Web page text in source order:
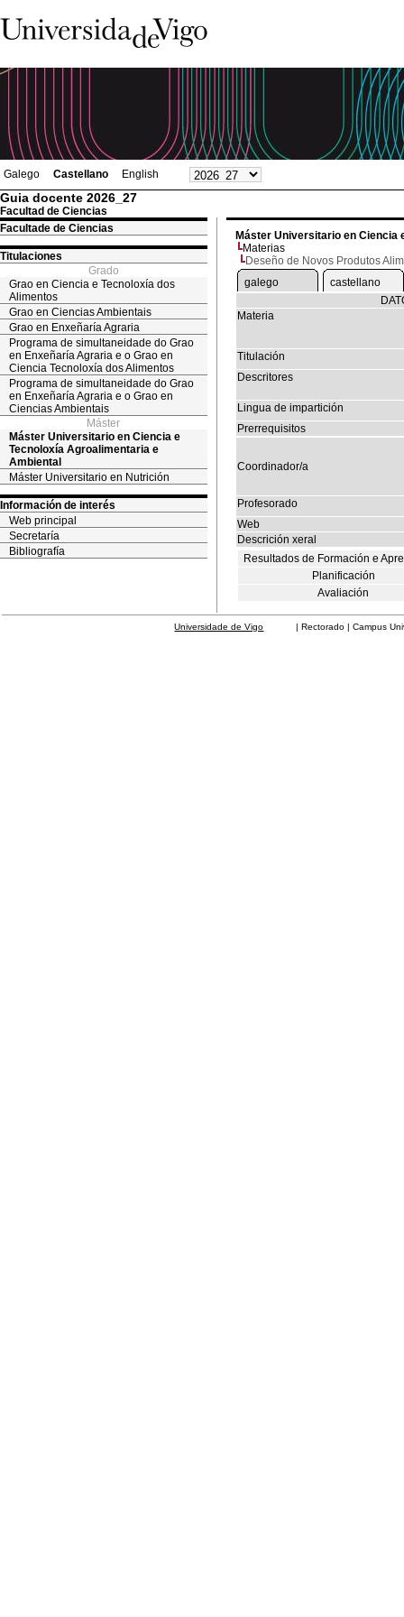
Galego Castellano English
Guia docente 2026_27
Facultad de Ciencias
Facultade de Ciencias
Titulaciones
Grado
Grao en Ciencia e Tecnoloxía dos
Alimentos
Grao en Ciencias Ambientais
Grao en Enxeñaría Agraria
Programa de simultaneidade do Grao
en Enxeñaría Agraria e o Grao en
Ciencia Tecnoloxía dos Alimentos
Programa de simultaneidade do Grao
en Enxeñaría Agraria e o Grao en
Ciencias Ambientais
Máster
Máster Universitario en Ciencia e
Tecnoloxía Agroalimentaria e
Ambiental
Máster Universitario en Nutrición
Información de interés
Web principal
Secretaría
Bibliografía
Máster Universitario en Ciencia
Materias
Deseño de Novos Produtos
galego
castellano
Materia
Titulación
Descritores
Lingua de impartición
Prerrequisitos
Coordinador/a
Profesorado
Web
Descrición xeral
Resultados de Formación e
Planificación
Avaliación
Universidade de Vigo | Rectorado | Campus